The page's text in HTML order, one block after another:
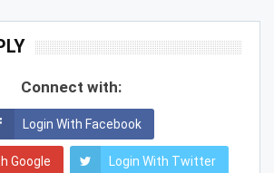
Connect with:
Login With Facebook
Google Login With Twitter